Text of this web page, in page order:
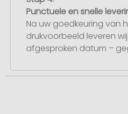
Punctuele en snelle
Na uw goedkeuring van
drukvoorbeeld leveren
afgesproken datum –